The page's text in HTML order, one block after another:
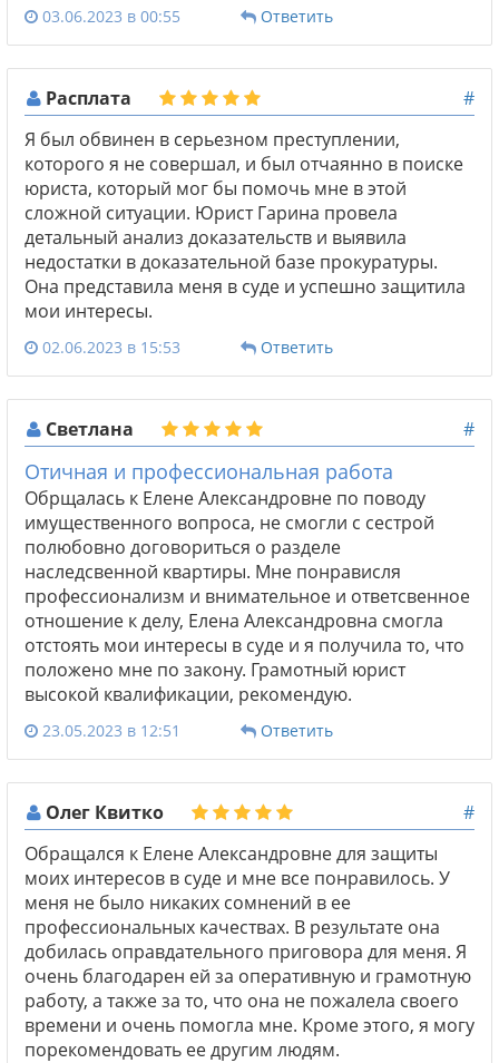
03.06.2023 в 00:55 Ответить
Расплата
#
Я был обвинен в серьезном преступлении,
которого я не совершал, и был отчаянно в поиске
юриста, который мог бы помочь мне в этой
сложной ситуации. Юрист Гарина провела
детальный анализ доказательств и выявила
недостатки в доказательной базе прокуратуры.
Она представила меня в суде и успешно защитила
мои интересы.
02.06.2023 в 15:53 Ответить
Светлана #
Отичная и профессиональная работа
Обрщалась к Елене Александровне по поводу
имущественного вопроса, не смогли с сестрой
полюбовно договориться о разделе
наследсвенной квартиры. Мне понрависля
профессионализм и внимательное и ответсвенное
отношение к делу, Елена Александровна смогла
отстоять мои интересы в суде и я получила то, что
положено мне по закону. Грамотный юрист
высокой квалификации, рекомендую.
23.05.2023 в 12:51 Ответить
Олег Квитко
#
Обращался к Елене Александровне для защиты
моих интересов в суде и мне все понравилось. У
меня не было никаких сомнений в ее
профессиональных качествах. В результате она
добилась оправдательного приговора для меня. Я
очень благодарен ей за оперативную и грамотную
работу, а также за то, что она не пожалела своего
времени и очень помогла мне. Кроме этого, я могу
порекомендовать ее другим людям.